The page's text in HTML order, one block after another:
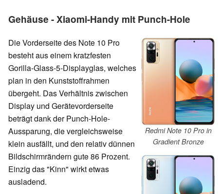
Gehäuse - Xiaomi-Handy mit Punch-Hole
Redmi Note 10 Pro in
Gradient Bronze
Die Vorderseite des Note 10 Pro
besteht aus einem kratzfesten
Gorilla-Glass-5-Displayglas, welches
plan in den Kunststoffrahmen
übergeht. Das Verhältnis zwischen
Display und Gerätevorderseite
beträgt dank der Punch-Hole-
Aussparung, die vergleichsweise
klein ausfällt, und den relativ dünnen
Bildschirmrändern gute 86 Prozent.
Einzig das "Kinn" wirkt etwas
ausladend.